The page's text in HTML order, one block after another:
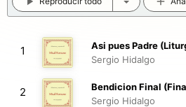
1
Asi pues Padre
Sergio Hidalgo
02:07
2
Bendicion Final
Sergio Hidalgo